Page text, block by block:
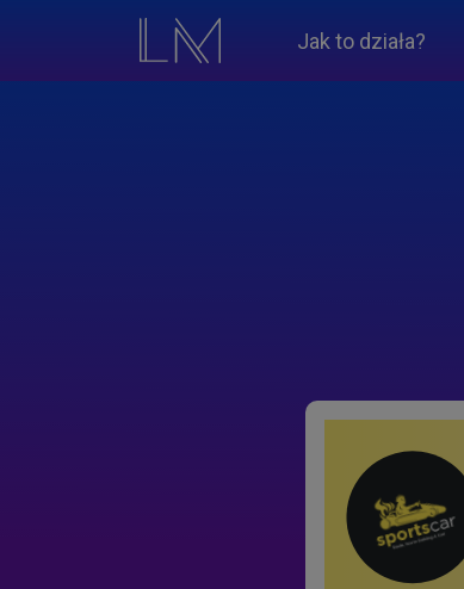
Jak to działa?